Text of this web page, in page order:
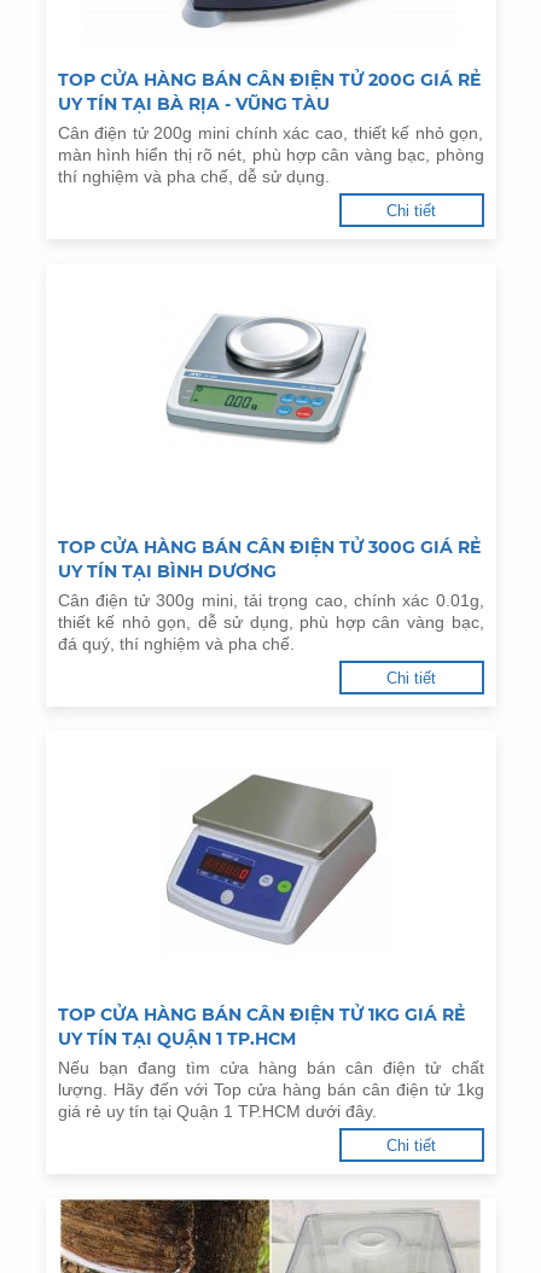
TOP CỬA HÀNG BÁN CÂN ĐIỆN TỬ 200G GIÁ RẺ
UY TÍN TẠI BÀ RỊA - VŨNG TÀU
Cân điện tử 200g mini chính xác cao, thiết kế nhỏ gọn,
màn hình hiển thị rõ nét, phù hợp cân vàng bạc, phòng
thí nghiệm và pha chế, dễ sử dụng.
Chi tiết
TOP CỬA HÀNG BÁN CÂN ĐIỆN TỬ 300G GIÁ RẺ
UY TÍN TẠI BÌNH DƯƠNG
Cân điện tử 300g mini, tải trọng cao, chính xác 0.01g,
thiết kế nhỏ gọn, dễ sử dụng, phù hợp cân vàng bạc,
đá quý, thí nghiệm và pha chế.
Chi tiết
TOP CỬA HÀNG BÁN CÂN ĐIỆN TỬ 1KG GIÁ RẺ
UY TÍN TẠI QUẬN 1 TP.HCM
Nếu bạn đang tìm cửa hàng bán cân điện tử chất
lượng. Hãy đến với Top cửa hàng bán cân điện tử 1kg
giá rẻ uy tín tại Quận 1 TP.HCM dưới đây.
Chi tiết